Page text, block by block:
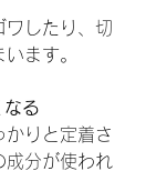
ワしたり、切
ます。
なる
かりと定着さ
分が使われ